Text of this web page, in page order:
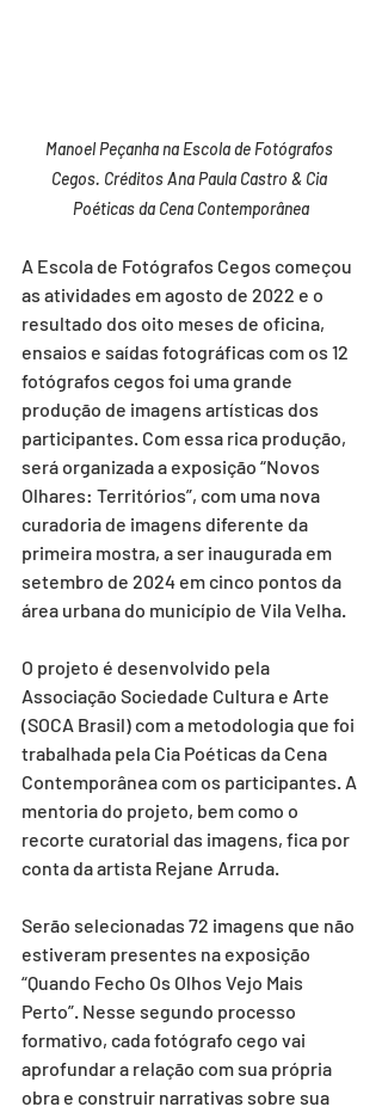
Manoel Peçanha na Escola de Fotógrafos
Cegos. Créditos Ana Paula Castro & Cia
Poéticas da Cena Contemporânea
A Escola de Fotógrafos Cegos começou
as atividades em agosto de 2022 e o
resultado dos oito meses de oficina,
ensaios e saídas fotográficas com os 12
fotógrafos cegos foi uma grande
produção de imagens artísticas dos
participantes. Com essa rica produção,
será organizada a exposição “Novos
Olhares: Territórios”, com uma nova
curadoria de imagens diferente da
primeira mostra, a ser inaugurada em
setembro de 2024 em cinco pontos da
área urbana do município de Vila Velha.
O projeto é desenvolvido pela
Associação Sociedade Cultura e Arte
(SOCA Brasil) com a metodologia que foi
trabalhada pela Cia Poéticas da Cena
Contemporânea com os participantes. A
mentoria do projeto, bem como o
recorte curatorial das imagens, fica por
conta da artista Rejane Arruda.
Serão selecionadas 72 imagens que não
estiveram presentes na exposição
“Quando Fecho Os Olhos Vejo Mais
Perto”. Nesse segundo processo
formativo, cada fotógrafo cego vai
aprofundar a relação com sua própria
obra e construir narrativas sobre sua